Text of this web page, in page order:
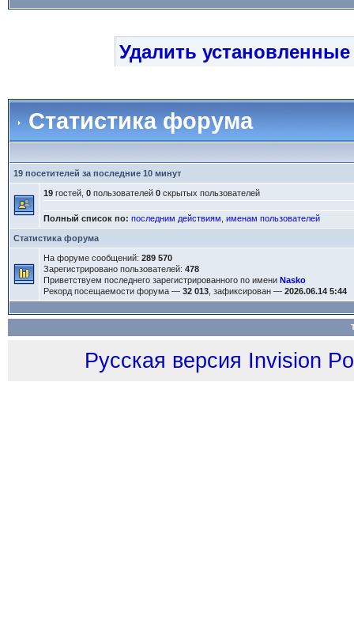
Удалить
Статистика форума
19 посетителей за последние 10 минут
19гостей, 0пользователей 0скрытых пользователей
Полный список по: последним действиям именам пользователей
Статистика форума
На форуме сообщений: 289 570
Зарегистрировано пользователей: 478
Приветствуем последнего зарегистрированного по имени Nasko
Рекорд посещаемости форума — 32 013, зафиксирован — 2026.06.14 5:44
Русская версия Invision